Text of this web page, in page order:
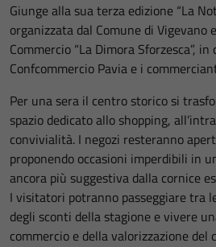
Giunge alla sua terza edizione “La
organizzata dal Comune di Vigevano
Commercio “La Dimora Sforzesca”,
Confcommercio Pavia e i
Per una sera il centro storico si
spazio dedicato allo shopping,
convivialità. I negozi resteranno
proponendo occasioni imperdibili in
ancora più suggestiva dalla cornice
I visitatori potranno passeggiare tra
degli sconti della stagione e vivere
commercio e della valorizzazione